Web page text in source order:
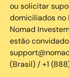
ou solicitar
domiciliados no
Nomad
estão
(Brasil) / +1